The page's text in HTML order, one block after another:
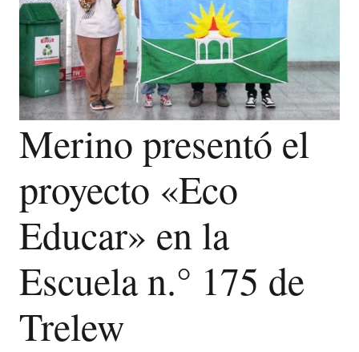
Merino presentó el
proyecto «Eco
Educar» en la
Escuela n.° 175 de
Trelew